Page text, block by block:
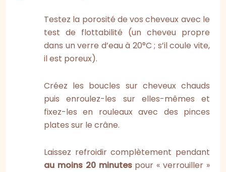
Testez la porosité de vos cheveux avec le
test de flottabilité (un cheveu propre
dans un verre d’eau à 20°C ; s’il coule vite,
il est poreux).
Créez les boucles sur cheveux chauds
puis enroulez-les sur elles-mêmes et
fixez-les en rouleaux avec des pinces
plates sur le crâne.
Laissez refroidir complètement pendant
au moins 20 minutespour « verrouiller »